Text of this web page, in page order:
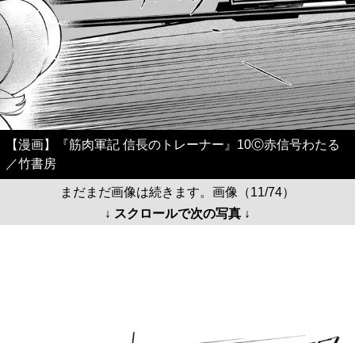
【漫画】『筋肉軍記 信長のトレーナー』10Ⓒ赤信号わたる
／竹書房
まだまだ画像は続きます。画像（11/74）
↓ スクロールで次の写真 ↓